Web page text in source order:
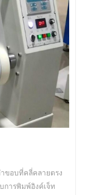
ขอบที่คลี่คลายตรง
การพิมพ์อิงค์เจ็ท